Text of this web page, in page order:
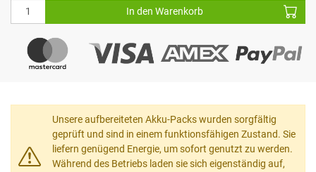
In den Warenkorb
Unsere aufbereiteten Akku-Packs wurden sorgfältig
geprüft und sind in einem funktionsfähigen Zustand. Sie
liefern genügend Energie, um sofort genutzt zu werden.
Während des Betriebs laden sie sich eigenständig auf,